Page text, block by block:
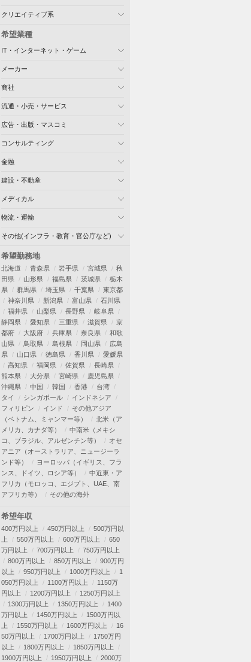
クリエイティブ系
希望業種
IT・インターネット・ゲーム
メーカー
商社
流通・小売・サービス
広告・出版・マスコミ
コンサルティング
金融
建設・不動産
メディカル
物流・運輸
その他(インフラ・教育・官公庁など)
希望勤務地
北海道 青森県 岩手県 宮城県
秋
田県
山形県 福島県 茨城県
栃木
県
群馬県 埼玉県 千葉県
東京都
神奈川県
新潟県 富山県
石川県
福井県
山梨県 長野県
岐阜県
静岡県
愛知県 三重県 滋賀県
京
都府
大阪府 兵庫県 奈良県
和歌
山県
鳥取県 島根県 岡山県
広島
県
山口県 徳島県 香川県
愛媛県
高知県
福岡県 佐賀県
長崎県
熊本県
大分県 宮崎県
鹿児島県
沖縄県
中国 韓国 香港
台湾
タイ
シンガポール
インドネシア
フィリピン
インド
その他アジア
（ベトナム、ミャンマー等）
北米（ア
メリカ、カナダ等）
中南米（メキシ
コ、ブラジル、アルゼンチン等）
オセ
アニア（オーストラリア、ニュージーラ
ンド等）
ヨーロッパ（イギリス、フラ
ンス、ドイツ、ロシア等）
中近東・ア
フリカ（モロッコ、エジプト、UAE、南
アフリカ等）
その他の海外
希望年収
400万円以上 450万円以上
500万円以
上
550万円以上 600万円以上
650
万円以上
700万円以上
750万円以上
800万円以上
850万円以上
900万円
以上
950万円以上 1000万円以上
1
050万円以上
1100万円以上
1150万
円以上
1200万円以上
1250万円以上
1300万円以上
1350万円以上
1400
万円以上
1450万円以上
1500万円以
上
1550万円以上 1600万円以上
16
50万円以上
1700万円以上
1750万円
以上
1800万円以上
1850万円以上
1900万円以上
1950万円以上
2000万